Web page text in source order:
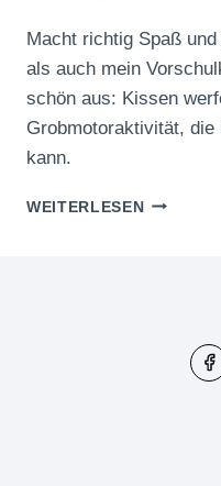
Macht richtig Spaß
als auch mein
schön aus: Kissen
Grobmotoraktivität,
kann.
WEITERLESEN